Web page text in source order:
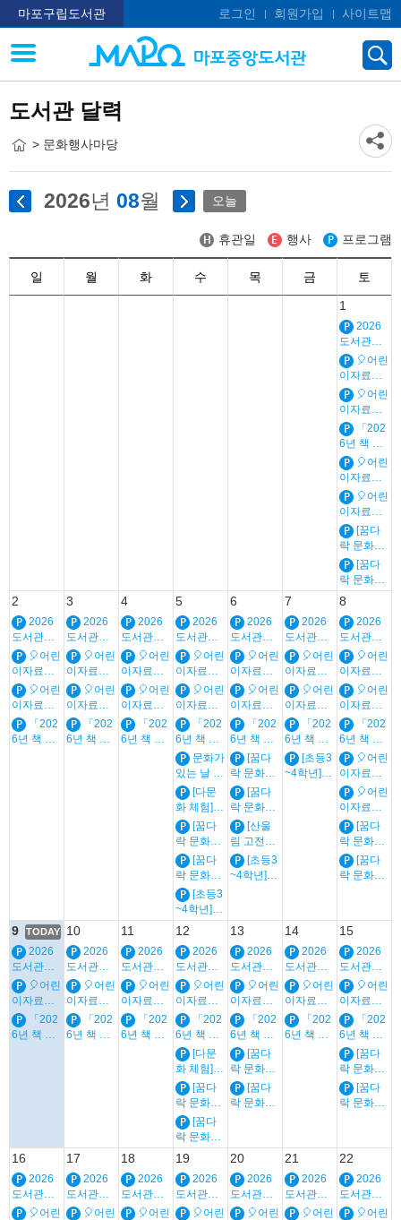
마포구립도서관 로그인 회원가입 사이트맵
도서관 달력
> 문화행사마당
2026년 08월 오늘
휴관일 행사 프로그램
일 월 화 수 목 금
토
1
2026
도서관은
쿨하다🎈어린
이자료실
🎈맨날맨
날 그림책
🎈원주시
그림책센
터 일상예
술🎈
🎈어린
이자료실
🎈뿍클럽2
026🎈독
서동아리
회원 모집
안내
「202
6년 책 읽
어주는 책
솔이」 연
간 일정_
유아, 초등
🎈어린
이자료실
🎈뿍클럽5
6_독서동
아리 회원
모집 안내
(초등5~6
학년)
🎈어린
이자료실
🎈뿍클럽3
4_독서동
아리 회원
모집 안내
(초등3~4
학년)
[꿈다
락 문화예
술학교]
(오후반)
생태 팝업
그림책 공
방
[꿈다
락 문화예
술학교]
(오전반)
생태 팝업
그림책 공
방
2
2026
도서관은
쿨하다🎈어린
이자료실
🎈맨날맨
날 그림책
🎈원주시
그림책센
터 일상예
🎈어린
이자료실
🎈뿍클럽2
026🎈독
서동아리
「202
6년 책 읽
3
2026
도서관은
쿨하다🎈어린
이자료실
🎈맨날맨
날 그림책
🎈원주시
그림책센
터 일상예
🎈어린
이자료실
🎈뿍클럽2
026🎈독
서동아리
「202
6년 책 읽
4
2026
도서관은
쿨하다🎈어린
이자료실
🎈맨날맨
날 그림책
🎈원주시
그림책센
터 일상예
🎈어린
이자료실
🎈뿍클럽2
026🎈독
서동아리
「202
6년 책 읽
5
2026
도서관은
쿨하다🎈어린
이자료실
🎈맨날맨
날 그림책
🎈원주시
그림책센
터 일상예
술🎈
🎈어린
이자료실
🎈뿍클럽2
026🎈독
서동아리
회원 모집
안내
「202
6년 책 읽
어주는 책
솔이」 연
간 일정_
유아, 초등
문화가
있는 날 2
배로 Day
[다문
화 체험]
세계 그림
책 여행단
[꿈다
락 문화예
술학교]
(오후반)
생태 팝업
그림책 공
방
[꿈다
락 문화예
술학교]
(오전반)
생태 팝업
그림책 공
방
[초등3
~4학년]🎈
여름 방학
🎈 독서교
실🎈 「삼
색렌즈 가
치 탐험
대」 🎈
6
2026
도서관은
쿨하다🎈어린
이자료실
🎈맨날맨
날 그림책
🎈원주시
그림책센
터 일상예
술🎈
🎈어린
이자료실
🎈뿍클럽2
026🎈독
서동아리
회원 모집
안내
「202
6년 책 읽
어주는 책
솔이」 연
간 일정_
유아, 초등
[꿈다
락 문화예
술학교]
(오후반)
생태 팝업
그림책 공
방
[꿈다
락 문화예
술학교]
(오전반)
생태 팝업
그림책 공
방
[산울
림 고전극
장] 2회차 :
AI 시대의
고전 읽기
[초등3
~4학년]🎈
실🎈 「삼
색렌즈 가
치 탐험
대」 🎈
7
2026
도서관은
쿨하다🎈어린
이자료실
🎈맨날맨
날 그림책
🎈원주시
그림책센
터 일상예
술🎈
🎈어린
이자료실
🎈뿍클럽2
026🎈독
서동아리
회원 모집
안내
「202
6년 책 읽
어주는 책
솔이」 연
간 일정_
[초등3
~4학년]🎈
8
2026
도서관은
쿨하다🎈어린
이자료실
🎈맨날맨
날 그림책
🎈원주시
그림책센
터 일상예
술🎈
🎈어린
이자료실
🎈뿍클럽2
026🎈독
서동아리
회원 모집
안내
「202
6년 책 읽
어주는 책
솔이」 연
간 일정_
유아, 초등
🎈어린
이자료실
🎈뿍클럽5
6_독서동
아리 회원
모집 안내
(초등5~6
학년)
🎈어린
이자료실
🎈뿍클럽3
4_독서동
아리 회원
모집 안내
(초등3~4
[꿈다
락 문화예
술학교]
(오후반)
생태 팝업
[꿈다
락 문화예
생태 팝업
그림책 공
방
9 TODAY
2026
도서관은
쿨하다🎈어린
이자료실
🎈맨날맨
날 그림책
🎈원주시
「202
6년 책 읽
10
2026
도서관은
쿨하다🎈어린
이자료실
🎈맨날맨
날 그림책
🎈원주시
「202
6년 책 읽
11
2026
도서관은
쿨하다🎈어린
이자료실
🎈맨날맨
날 그림책
🎈원주시
「202
6년 책 읽
12
2026
도서관은
쿨하다🎈어린
이자료실
🎈맨날맨
날 그림책
🎈원주시
그림책센
터 일상예
술🎈
「202
6년 책 읽
어주는 책
솔이」 연
간 일정_
유아, 초등
[다문
화 체험]
세계 그림
책 여행단
[꿈다
락 문화예
술학교]
(오후반)
생태 팝업
그림책 공
방
[꿈다
락 문화예
술학교]
(오전반)
생태 팝업
그림책 공
방
13
2026
도서관은
쿨하다🎈어린
이자료실
🎈맨날맨
날 그림책
🎈원주시
그림책센
터 일상예
술🎈
「202
6년 책 읽
어주는 책
솔이」 연
간 일정_
유아, 초등
[꿈다
락 문화예
술학교]
(오후반)
생태 팝업
[꿈다
락 문화예
생태 팝업
그림책 공
방
14
2026
도서관은
쿨하다🎈어린
이자료실
🎈맨날맨
날 그림책
🎈원주시
「202
6년 책 읽
15
2026
도서관은
쿨하다🎈어린
이자료실
🎈맨날맨
날 그림책
🎈원주시
그림책센
터 일상예
술🎈
「202
6년 책 읽
어주는 책
솔이」 연
간 일정_
유아, 초등
[꿈다
락 문화예
술학교]
(오후반)
생태 팝업
[꿈다
락 문화예
생태 팝업
그림책 공
방
16
2026
도서관은
쿨하다🎈어린
17
2026
도서관은
쿨하다🎈어린
18
2026
도서관은
쿨하다🎈어린
19
2026
도서관은
쿨하다🎈어린
20
2026
도서관은
쿨하다🎈어린
21
2026
도서관은
쿨하다🎈어린
22
2026
도서관은
쿨하다🎈어린